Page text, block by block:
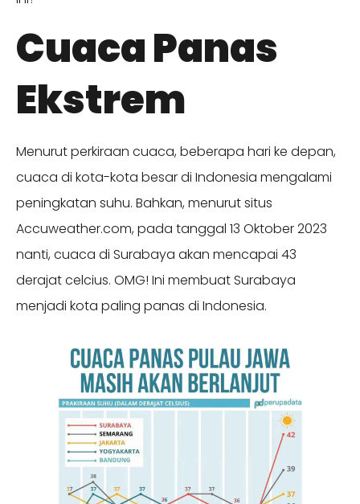
Cuaca Panas
Ekstrem
Menurut perkiraan cuaca, beberapa hari ke depan,
cuaca di kota-kota besar di Indonesia mengalami
peningkatan suhu. Bahkan, menurut situs
Accuweather.com, pada tanggal 13 Oktober 2023
nanti, cuaca di Surabaya akan mencapai 43
derajat celcius. OMG! Ini membuat Surabaya
menjadi kota paling panas di Indonesia.